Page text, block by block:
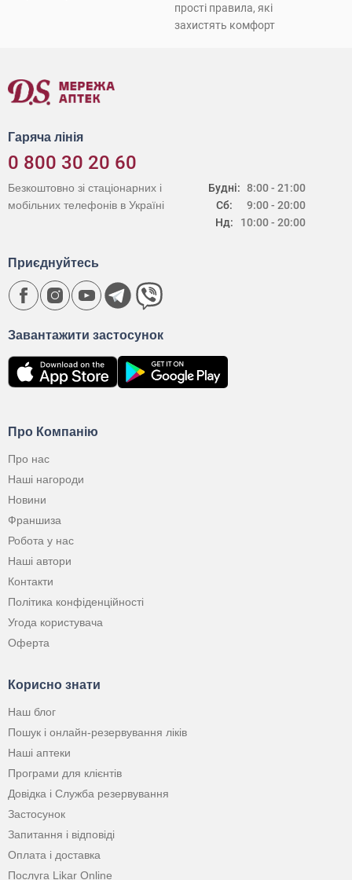
прості правила, які
захистять комфорт
Гаряча лінія
0 800 30 20 60
Будні:
Сб:
Нд:
8:00 - 21:00
9:00 - 20:00
10:00 - 20:00
Безкоштовно зі стаціонарних і
мобільних телефонів в Україні
Про Компанію
Про нас
Наші нагороди
Новини
Франшиза
Робота у нас
Наші автори
Контакти
Політика конфіденційності
Угода користувача
Оферта
Корисно знати
Наш блог
Пошук і онлайн-резервування ліків
Наші аптеки
Програми для клієнтів
Довідка і Служба резервування
Застосунок
Запитання і відповіді
Оплата і доставка
Послуга Likar Online
Завантажити застосунок
Приєднуйтесь